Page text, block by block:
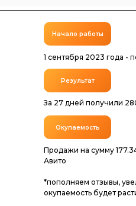
1 сентября 2023 года -
Начало работы
За 27 дней получили
Результат
Продажи на сумму
Авито
*пополняем отзывы,
окупаемость будет
Окупаемость